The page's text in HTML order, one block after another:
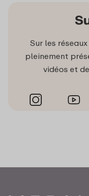
Sur les
pleinement
vidéos et